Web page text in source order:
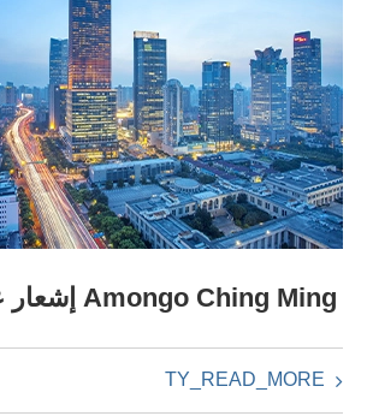
إشعار عطلة مهرجان Amongo Ching Ming
TY_READ_MORE